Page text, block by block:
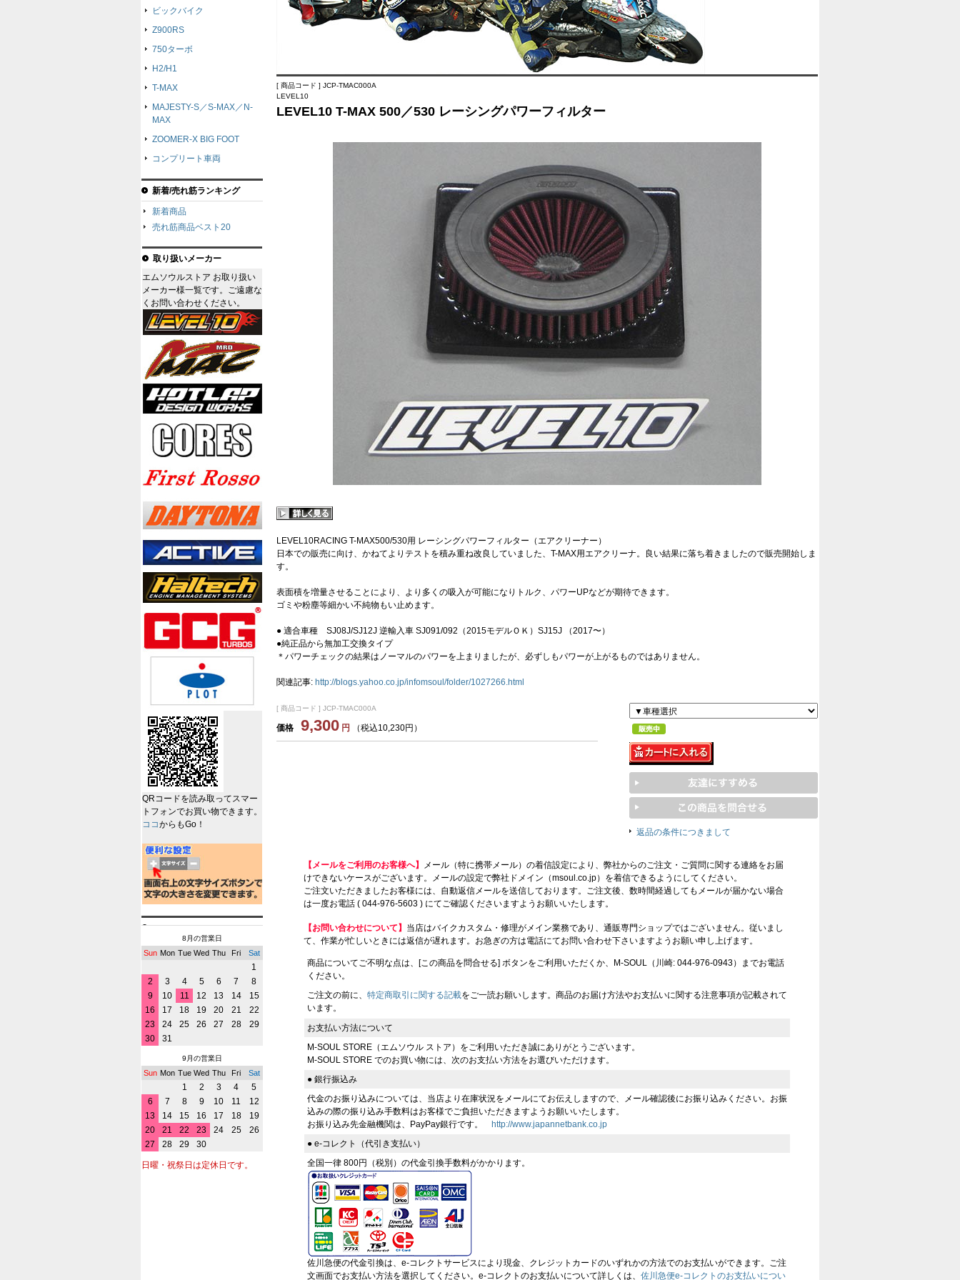
[ 商品コード ] JCP-TMAC000A
LEVEL10
LEVEL10 T-MAX 500／530 レーシングパワーフィルター
LEVEL10RACING T-MAX500/530用 レーシングパワーフィルター（エアクリーナー）
日本での販売に向け、かねてよりテストを積み重ね改良していました、T-MAX用エアクリーナ。良い結果に落ち着きましたので販売開始しま
す。
表面積を増量させることにより、より多くの吸入が可能になりトルク、パワーUPなどが期待できます。
ゴミや粉塵等細かい不純物もい止めます。
● 適合車種 SJ08J/SJ12J 逆輸入車 SJ091/092（2015モデルＯＫ）SJ15J （2017〜）
●純正品から無加工交換タイプ
＊パワーチェックの結果はノーマルのパワーを上まりましたが、必ずしもパワーが上がるものではありません。
関連記事: http://blogs.yahoo.co.jp/infomsoul/folder/1027266.html
[ 商品コード ] JCP-TMAC000A
価格 9,300 円 （税込10,230円）
返品の条件につきまして
【メールをご利用のお客様へ】
メール（特に携帯メール）の着信設定により、弊社からのご注文・ご質問に関する連絡をお届
けできないケースがございます。メールの設定で弊社ドメイン（msoul.co.jp）を着信できるようにしてください。
ご注文いただきましたお客様には、自動返信メールを送信しております。ご注文後、数時間経過してもメールが届かない場合
は一度お電話 ( 044-976-5603 ) にてご確認くださいますようお願いいたします。
【お問い合わせについて】 当店はバイクカスタム・修理がメイン業務であり、通販専門ショップではございません。従いまし
て、作業が忙しいときには返信が遅れます。お急ぎの方は電話にてお問い合わせ下さいますようお願い申し上げます。
商品についてご不明な点は、[この商品を問合せる] ボタンをご利用いただくか、M-SOUL（川崎: 044-976-0943）までお電話
ください。
ご注文の前に、 特定商取引に関する記載をご一読お願いします。商品のお届け方法やお支払いに関する注意事項が記載されて
います。
お支払い方法について
M-SOUL STORE（エムソウル ストア）をご利用いただき誠にありがとうございます。
M-SOUL STORE でのお買い物には、次のお支払い方法をお選びいただけます。
● 銀行振込み
代金のお振り込みについては、当店より在庫状況をメールにてお伝えしますので、メール確認後にお振り込みください。お振
込みの際の振り込み手数料はお客様でご負担いただきますようお願いいたします。
お振り込み先金融機関は、PayPay銀行です。
http://www.japannetbank.co.jp
● e-コレクト（代引き支払い）
全国一律 800円（税別）の代金引換手数料がかかります。
佐川急便の代金引換は、e-コレクトサービスにより現金、クレジットカードのいずれかの方法でのお支払いができます。ご注
文画面でお支払い方法を選択してください。e-コレクトのお支払いについて詳しくは、 佐川急便e-コレクトのお支払いについ
ビックバイク
Z900RS
750ターボ
H2/H1
T-MAX
MAJESTY-S／S-MAX／N-
MAX
ZOOMER-X BIG FOOT
コンプリート車両
新着/売れ筋ランキング
新着商品
売れ筋商品ベスト20
取り扱いメーカー
エムソウルストア お取り扱い
メーカー様一覧です。ご遠慮な
くお問い合わせください。
QRコードを読み取ってスマー
トフォンでお買い物できます。
ココからもGo！
8月の営業日
Sun Mon Tue Wed Thu Fri Sat
1
2
3 4 5 6 7
8
9
10 11 12 13 14
15
16
17 18 19 20 21
22
23
24 25 26 27 28
29
30
31
9月の営業日
Sun Mon Tue Wed Thu Fri Sat
1 2 3 4
5
6
7 8 9 10 11
12
13
14 15 16 17 18
19
20
21 22 23 24 25
26
27
28 29 30
日曜・祝祭日は定休日です。